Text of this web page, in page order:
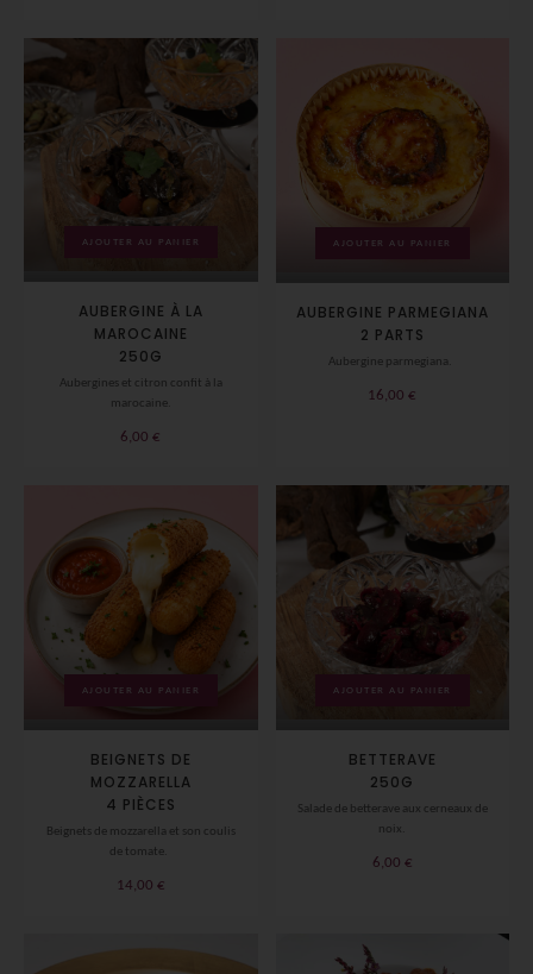
AJOUTER AU PANIER
AUBERGINE À LA
MAROCAINE
250G
Aubergines et citron confit à la
marocaine.
6,00€
AJOUTER AU PANIER
AUBERGINE PARMEGIANA
2 PARTS
Aubergine parmegiana.
16,00€
AJOUTER AU PANIER
BEIGNETS DE
MOZZARELLA
4 PIÈCES
Beignets de mozzarella et son coulis
de tomate.
14,00 €
AJOUTER AU PANIER
BETTERAVE
250G
Salade de betterave aux cerneaux de
noix.
6,00 €